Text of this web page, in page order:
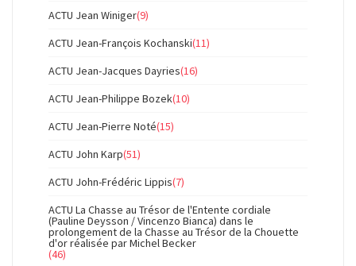
ACTU Jean Winiger(9)
ACTU Jean-François Kochanski(11)
ACTU Jean-Jacques Dayries(16)
ACTU Jean-Philippe Bozek(10)
ACTU Jean-Pierre Noté(15)
ACTU John Karp(51)
ACTU John-Frédéric Lippis(7)
ACTU La Chasse au Trésor de l'Entente cordiale
(Pauline Deysson / Vincenzo Bianca) dans le
prolongement de la Chasse au Trésor de la Chouette
d'or réalisée par Michel Becker
(46)